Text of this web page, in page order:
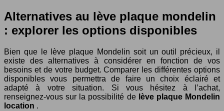
Alternatives au lève plaque mondelin
: explorer les options disponibles
Bien que le lève plaque Mondelin soit un outil précieux, il
existe des alternatives à considérer en fonction de vos
besoins et de votre budget. Comparer les différentes options
disponibles vous permettra de faire un choix éclairé et
adapté à votre situation. Si vous hésitez à l’achat,
renseignez-vous sur la possibilité de lève plaque Mondelin
location .